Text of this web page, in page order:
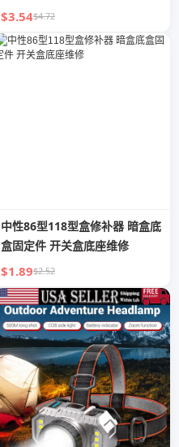
程车套装
$3.54$4.72
中性86型118型盒修补器 暗盒底
盒固定件 开关盒底座维修
$1.89$2.52